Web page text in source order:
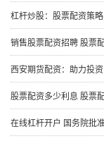
杠杆炒股：股票配资策
销售股票配资招聘 股票
西安期货配资：助力投
股票配资多少利息 股票
在线杠杆开户 国务院批